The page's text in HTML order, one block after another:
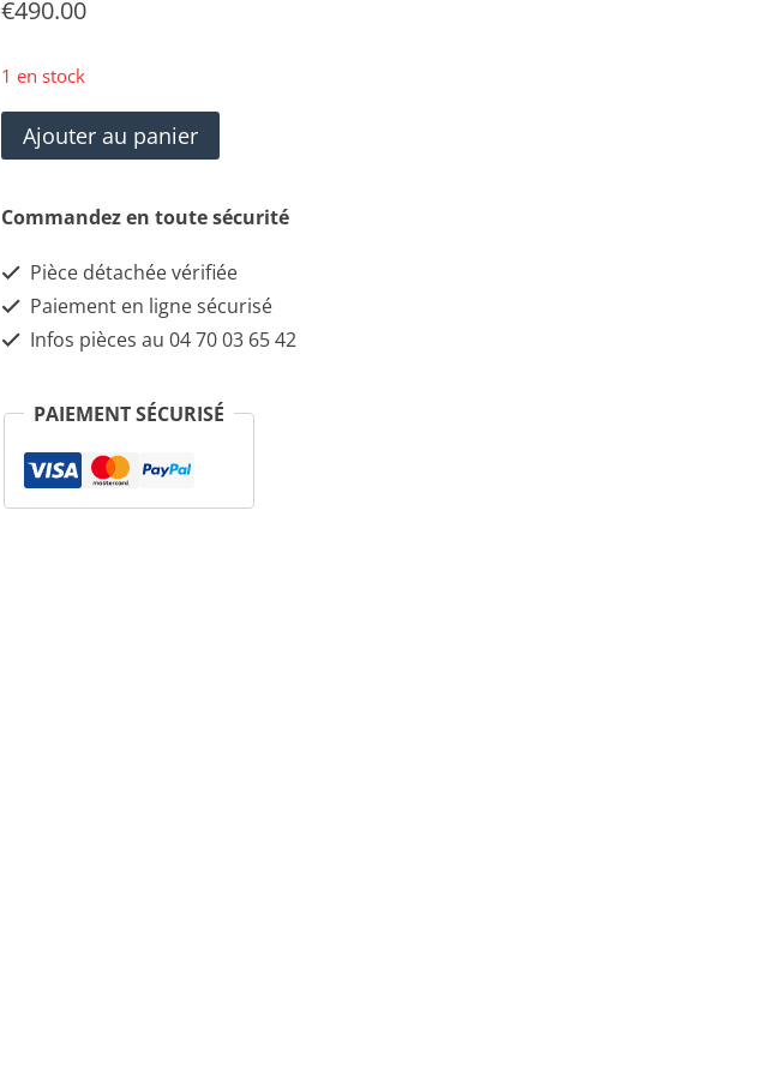
€490.00
1 en stock
quantité
de
Renfort
de
pare-
Quattroporte
Ajouter au panier
Commandez en toute sécurité
Pièce détachée vérifiée
Paiement en ligne sécurisé
Infos pièces au 04 70 03 65 42
PAIEMENT SÉCURISÉ